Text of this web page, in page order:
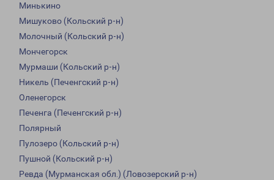
Минькино
Мишуково (Кольский р-н)
Молочный (Кольский р-н)
Мончегорск
Мурмаши (Кольский р-н)
Никель (Печенгский р-н)
Оленегорск
Печенга (Печенгский р-н)
Полярный
Пулозеро (Кольский р-н)
Пушной (Кольский р-н)
Ревда (Мурманская обл.) (Ловозерский р-н)